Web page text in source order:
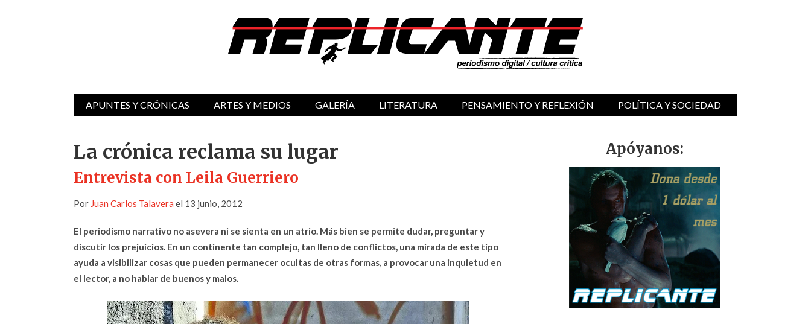
APUNTES Y CRÓNICAS ARTES Y MEDIOS GALERÍA LITERATURA PENSAMIENTO Y REFLEXIÓN POLÍTICA Y SOCIEDAD
La crónica reclama su lugar
Entrevista con Leila Guerriero
Por Juan Carlos Talavera el 13 junio, 2012
El periodismo narrativo no asevera ni se sienta en un atrio. Más bien se permite dudar, preguntar y
discutir los prejuicios. En un continente tan complejo, tan lleno de conflictos, una mirada de este tipo
ayuda a visibilizar cosas que pueden permanecer ocultas de otras formas, a provocar una inquietud en
el lector, a no hablar de buenos y malos.
Apóyanos: